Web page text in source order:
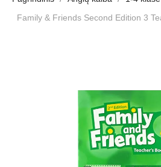
Family & Friends Second Edition 3